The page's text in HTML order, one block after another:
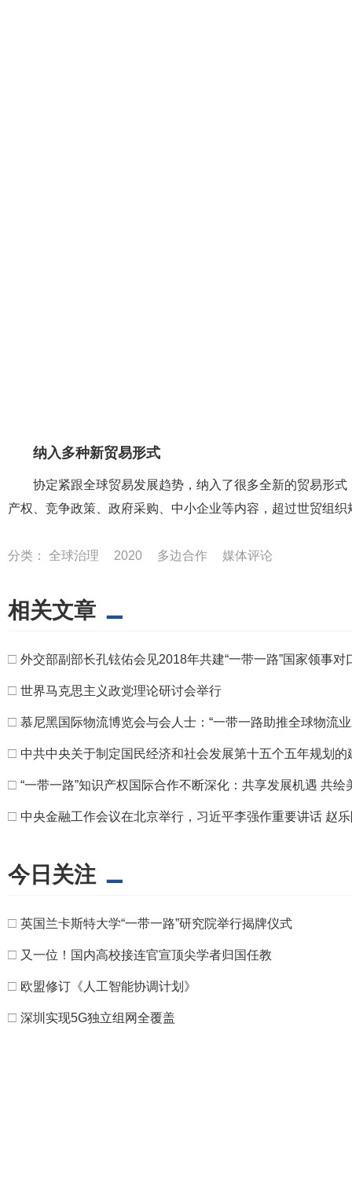
纳入多种新贸易形式
协定紧跟全球贸易发展趋势，纳入了很多全新的贸易形
产权、竞争政策、政府采购、中小企业等内容，超过世贸组织
分类： 全球治理 2020 多边合作 媒体评论
相关文章
□ 外交部副部长孔铉佑会见2018年共建“一带一路”国家领事
□ 世界马克思主义政党理论研讨会举行
□ 慕尼黑国际物流博览会与会人士：“一带一路助推全球物流业
□ 中共中央关于制定国民经济和社会发展第十五个五年规划的
□ “一带一路”知识产权国际合作不断深化：共享发展机遇 共绘
□ 中央金融工作会议在北京举行，习近平李强作重要讲话 赵
今日关注
□ 英国兰卡斯特大学“一带一路”研究院举行揭牌仪式
□ 又一位！国内高校接连官宣顶尖学者归国任教
□ 欧盟修订《人工智能协调计划》
□ 深圳实现5G独立组网全覆盖